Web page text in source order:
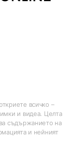
всичко –
и видеа. Целта
съдържанието на
и нейният